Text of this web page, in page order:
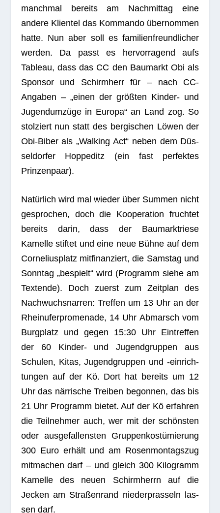
manch­mal bereits am Nach­mit­tag eine
andere Kli­en­tel das Kom­mando über­nom­men
hatte. Nun aber soll es fami­li­en­freund­li­cher
wer­den. Da passt es her­vor­ra­gend aufs
Tableau, dass das CC den Bau­markt Obi als
Spon­sor und Schirm­herr für – nach CC-
Anga­ben – „einen der größ­ten Kin­der- und
Jugend­um­züge in Europa“ an Land zog. So
stol­ziert nun statt des ber­gi­schen Löwen der
Obi-Biber als „Wal­king Act“ neben dem Düs­
sel­dor­fer Hop­pe­ditz (ein fast per­fek­tes
Prinzenpaar).
Natür­lich wird mal wie­der über Sum­men nicht
gespro­chen, doch die Koope­ra­tion fruch­tet
bereits darin, dass der Bau­markt­riese
Kamelle stif­tet und eine neue Bühne auf dem
Cor­ne­li­us­platz mit­fi­nan­ziert, die Sams­tag und
Sonn­tag „bespielt“ wird (Pro­gramm siehe am
Tex­tende). Doch zuerst zum Zeit­plan des
Nach­wuchs­nar­ren: Tref­fen um 13 Uhr an der
Rhein­ufer­pro­me­nade, 14 Uhr Abmarsch vom
Burg­platz und gegen 15:30 Uhr Ein­tref­fen
der 60 Kin­der- und Jugend­grup­pen aus
Schu­len, Kitas, Jugend­grup­pen und ‑ein­rich­
tun­gen auf der Kö. Dort hat bereits um 12
Uhr das när­ri­sche Trei­ben begon­nen, das bis
21 Uhr Pro­gramm bie­tet. Auf der Kö erfah­ren
die Teil­neh­mer auch, wer mit der schöns­ten
oder aus­ge­fal­lens­ten Grup­pen­kos­tü­mie­rung
300 Euro erhält und am Rosen­mon­tags­zug
mit­ma­chen darf – und gleich 300 Kilo­gramm
Kamelle des neuen Schirm­herrn auf die
Jecken am Stra­ßen­rand nie­der­pras­seln las­
sen darf.